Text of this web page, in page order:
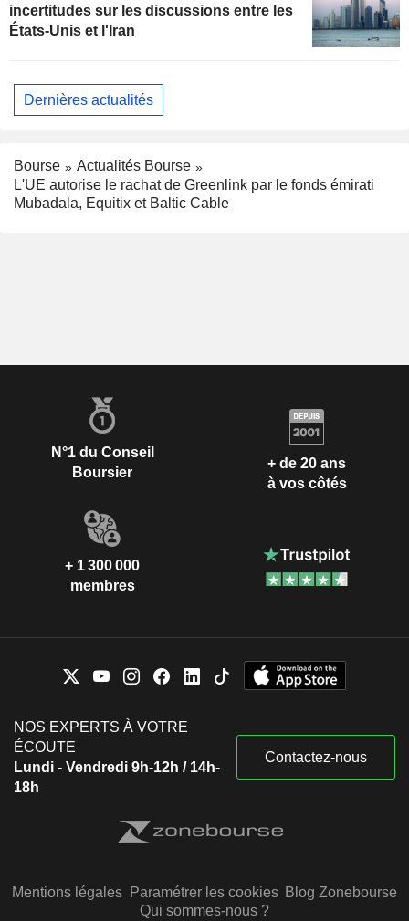
incertitudes sur les discussions entre les
États-Unis et l'Iran
Dernières actualités
Bourse
Actualités Bourse
L'UE autorise le rachat de Greenlink par le fonds émirati
Mubadala, Equitix et Baltic Cable
N°1 du Conseil
Boursier
+ de 20 ans
à vos côtés
+ 1 300 000
membres
NOS EXPERTS À VOTRE
ÉCOUTE
Lundi - Vendredi 9h-12h / 14h-
18h
Contactez-nous
Mentions légales Paramétrer les cookies Blog Zonebourse
Qui sommes-nous ?